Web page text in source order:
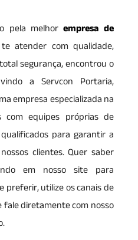
pela melhorempresa de
atender com qualidade,
segurança, encontrou o
a Servcon Portaria,
empresa especializada na
com equipes próprias de
para garantir a
clientes. Quer saber
em nosso site para
preferir, utilize os canais de
fale diretamente com nosso